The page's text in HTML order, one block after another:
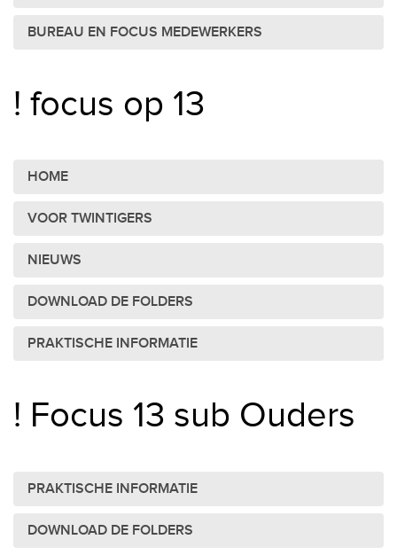
BUREAU EN FOCUS MEDEWERKERS
! focus op 13
HOME
VOOR TWINTIGERS
NIEUWS
DOWNLOAD DE FOLDERS
PRAKTISCHE INFORMATIE
! Focus 13 sub Ouders
PRAKTISCHE INFORMATIE
DOWNLOAD DE FOLDERS